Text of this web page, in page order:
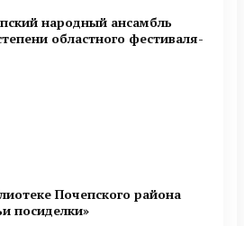
народный ансамбль
областного фестиваля-
Почепского района
посиделки»